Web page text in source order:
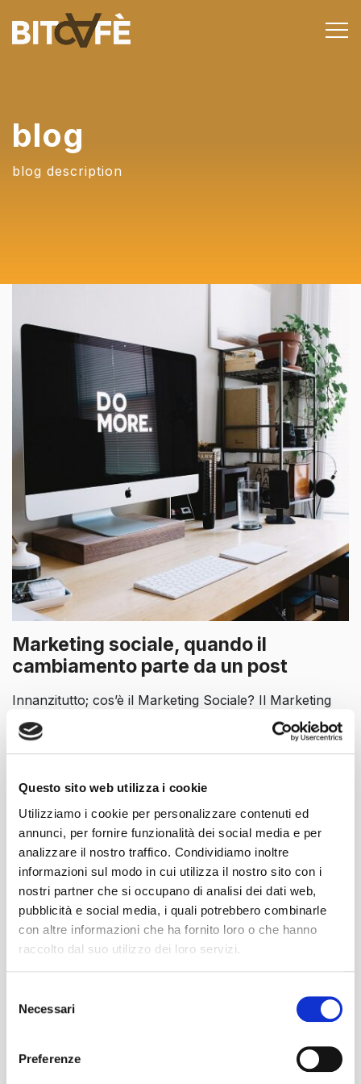
Questo sito web utilizza i cookie
Utilizziamo i cookie per personalizzare contenuti ed
annunci, per fornire funzionalità dei social media e per
analizzare il nostro traffico. Condividiamo inoltre
informazioni sul modo in cui utilizza il nostro sito con i
nostri partner che si occupano di analisi dei dati web,
pubblicità e social media, i quali potrebbero combinarle
con altre informazioni che ha fornito loro o che hanno
raccolto dal suo utilizzo dei loro servizi.
delNecessari
Preferenze
blog
blog description
Marketing sociale, quando il
cambiamento parte da un post
Innanzitutto; cos’è il Marketing Sociale? Il Marketing
Sociale, anche conosciuto come “Cause Marketing”
introduce in quello che possiamo considerare il
marketing ordinario il fattore sociale, per esempio
comunicazione messaggi attivisti o contenuti volti a
sensibilizzare il pubblico rispetto a diversi temi; impatto
ambientale, abuso di sostanze, la prevenzione della
[…]
READ MORE
Ultimi post
un trend